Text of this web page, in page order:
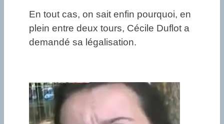
En tout cas, on sait enfin pourquoi, en
plein entre deux tours, Cécile Duflot a
demandé sa légalisation.